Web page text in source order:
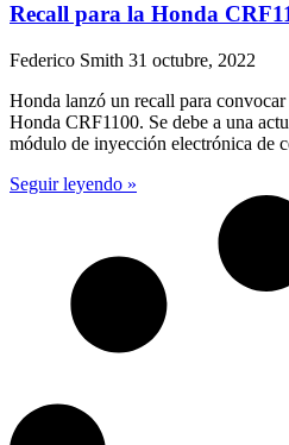
Recall para la Honda
Federico Smith 31 octubre, 2022
Honda lanzó un recall para
Honda CRF1100. Se debe a una
módulo de inyección electrónica de
Seguir leyendo »